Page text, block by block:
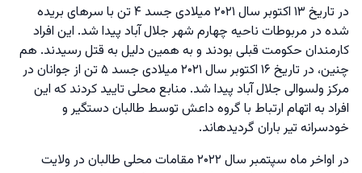
در تاریخ ۱۳ اکتوبر سال ۲۰۲۱ میلادی جسد ۴ تن با سرهای بریده
شده در مربوطات ناحیه چهارم شهر جلال آباد پیدا شد. این افراد
کارمندان حکومت قبلی بودند و به همین دلیل به قتل رسیدند. هم
چنین، در تاریخ ۱۶ اکتوبر سال ۲۰۲۱ میلادی جسد ۵ تن از جوانان در
مرکز ولسوالی جلال آباد پیدا شد. منابع محلی تایید کردند که این
افراد به اتهام ارتباط با گروه داعش توسط طالبان دستگیر و
خودسرانه تیر باران گردیدهاند.
در اواخر ماه سپتمبر سال ۲۰۲۲ مقامات محلی طالبان در ولایت